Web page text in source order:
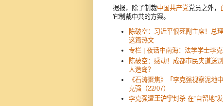
据报，除了制裁中国共产党党员之外，
它制裁中共的方案。
陈破空：习近平恨死副主席！总
这篇热文
专栏 | 夜话中南海：法学学士李
陈破空：感动！成都市民夹道送别
人造岛？
《石涛聚焦》「李克强视察泥地
克强（22/07）
李克强遭王沪宁封杀 在“自留地”